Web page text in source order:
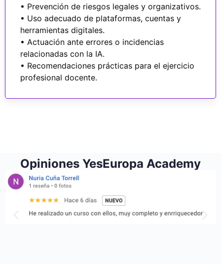
• Prevención de riesgos legales y organizativos.
• Uso adecuado de plataformas, cuentas y
herramientas digitales.
• Actuación ante errores o incidencias
relacionadas con la IA.
• Recomendaciones prácticas para el ejercicio
profesional docente.
Opiniones YesEuropa Academy